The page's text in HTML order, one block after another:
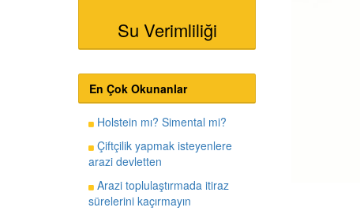
Su Verimliliği
En Çok Okunanlar
Holstein mı? Simental mi?
Çiftçilik yapmak isteyenlere
arazi devletten
Arazi toplulaştırmada itiraz
sürelerini kaçırmayın